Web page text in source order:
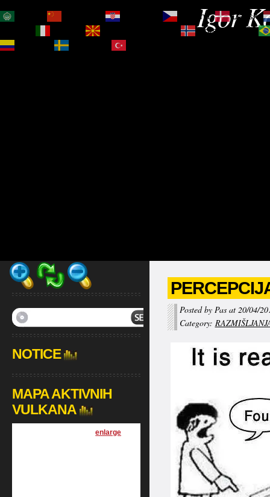
Igor
Posted by Pas at 20/04/
Category:
NOTICE
MAPA AKTIVNIH
VULKANA
[enlarge
Čeština‎
Dansk
Norsk bokmål